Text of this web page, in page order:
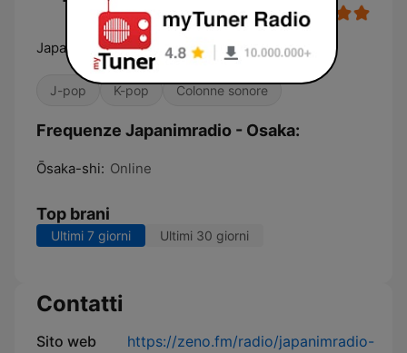
Japanese
J-pop K-pop Colonne sonore
Frequenze Japanimradio - Osaka:
Ōsaka-shi: Online
Top brani
Ultimi 7 giorni Ultimi 30 giorni
Contatti
Sito web
https://zeno.fm/radio/japanimradio-